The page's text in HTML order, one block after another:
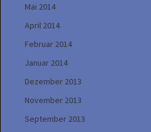
Mai 2014
April 2014
Februar 2014
Januar 2014
Dezember 2013
November 2013
September 2013